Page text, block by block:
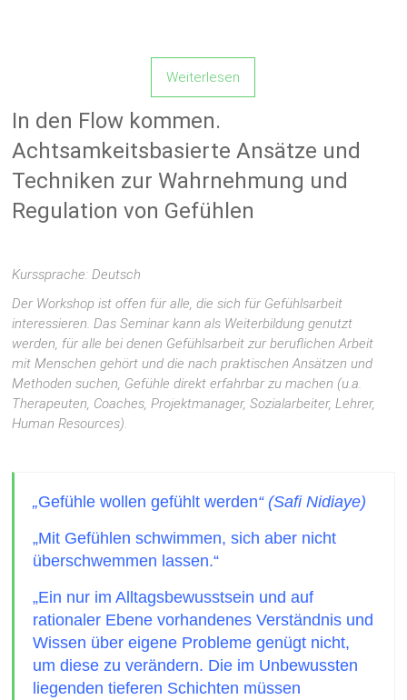
Weiterlesen
In den Flow kommen.
Achtsamkeitsbasierte Ansätze und
Techniken zur Wahrnehmung und
Regulation von Gefühlen
Kurssprache: Deutsch
Der Workshop ist offen für alle, die sich für Gefühlsarbeit
interessieren. Das Seminar kann als Weiterbildung genutzt
werden, für alle bei denen Gefühlsarbeit zur beruflichen Arbeit
mit Menschen gehört und die nach praktischen Ansätzen und
Methoden suchen, Gefühle direkt erfahrbar zu machen (u.a.
Therapeuten, Coaches, Projektmanager, Sozialarbeiter, Lehrer,
Human Resources).
„Gefühle wollen gefühlt werden“ (Safi Nidiaye)
„Mit Gefühlen schwimmen, sich aber nicht
überschwemmen lassen.“
„Ein nur im Alltagsbewusstsein und auf
rationaler Ebene vorhandenes Verständnis und
Wissen über eigene Probleme genügt nicht,
um diese zu verändern. Die im Unbewussten
liegenden tieferen Schichten müssen